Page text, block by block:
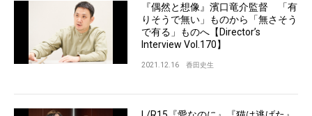
『偶然と想像』濱口竜介監督 「有
りそうで無い」ものから「無さそう
で有る」ものへ【Director’s
Interview Vol.170】
2021.12.16 香田史生